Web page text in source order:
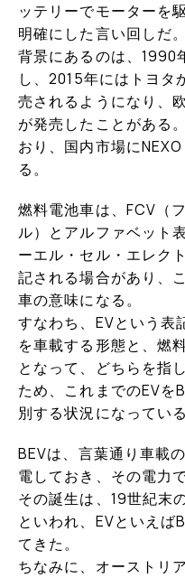
ッテリーでモーターを
明確にした言い回しだ。
背景にあるのは、1990
し、2015年にはトヨタ
売されるようになり、
が発売したことがある
おり、国内市場に
る。
燃料電池車は、FCV（
ル）とアルファベット
ーエル・セル・エレク
記される場合があり、
車の意味になる。
すなわち、EVという表
を車載する形態と、燃
となって、どちらを指
ため、これまでのEVを
別する状況になっている
BEVは、言葉通り車載
電しておき、その電力
その誕生は、19世紀末
といわれ、EVといえば
てきた。
ちなみに、オーストリ